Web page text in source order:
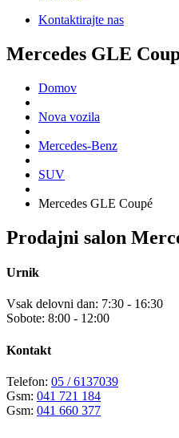
Kontaktirajte nas
Mercedes GLE
Domov
Nova vozila
Mercedes-Benz
SUV
Mercedes GLE Coupé
Prodajni salon
Urnik
Vsak delovni dan: 7:30 - 16:30
Sobote: 8:00 - 12:00
Kontakt
Telefon: 05 / 6137039
Gsm: 041 721 184
Gsm: 041 660 377